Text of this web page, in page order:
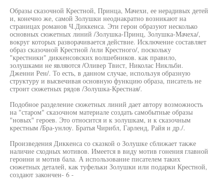
Образы сказочной Крестной, Принца, Мачехи, ее нерадивых детей
и, конечно же, самой Золушки неоднакратно возникают на
страницах романов Ч.Диккенса. Эти герои образуют несколько
основных сюжетных линий /Золушка-Принц, Золушка-Мачеха/,
вокруг которых разворачивается действие. Исключение составляет
образ сказочной Крестной /или Крестного/, поскольку
"крестники" диккенсовских волшебников. как правило,
золушками не являются /Оливер Твист, Николас Никльби.
Дженни Рен/. То есть, в данном случае, используя образную
структуру и высвечивая основную функцию образа, писатель не
строит сюжетных рядов /Золушка-Крестная/.
Подобное разделение сюжетных линий дает автору возможность
на "старом" сказочном материале создать самобытные образы
"новых" героев. Это относится и к золушкам, и к сказочным
крестным /Бра-унлоу. Братья Чирибл, Гарленд, Райя и др./.
Произведения Диккенса со сказкой о Золушке сближает также
наличие сходных мотивов. Имеется в виду мотив гонения главной
героини и мотив бала. А использование писателем таких
сюжетных деталей, как туфельки Золушки или подарки Крестной,
создают закончен- 6 -